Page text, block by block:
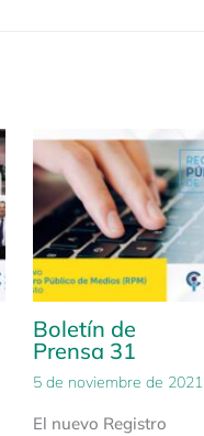
Boletín de
Prensa 31
5 de noviembre de 2021
El nuevo Registro